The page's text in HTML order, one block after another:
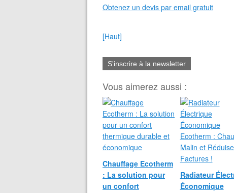
Obtenez un devis par email gratuit
[Haut]
S'inscrire à la newsletter
Vous aimerez aussi :
Chauffage Ecotherm
: La solution pour
un confort
Radiateur
Économique